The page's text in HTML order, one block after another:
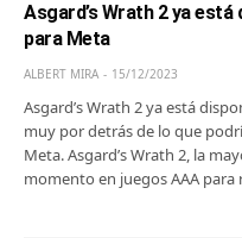
Asgard’s Wrath 2 ya
para Meta
ALBERT MIRA 15/12/2023
Asgard’s Wrath 2 ya está
muy por detrás de lo que
Meta. Asgard’s Wrath 2, la
momento en juegos AAA